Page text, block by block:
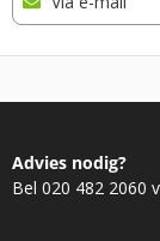
Advies nodig?
Bel 020 482 2060